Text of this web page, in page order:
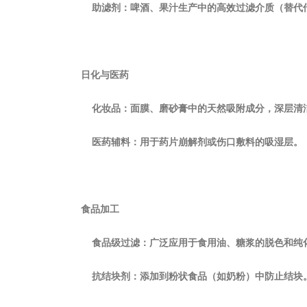
助滤剂‌：啤酒、果汁生产中的高效过滤介质（替代
‌日化与医药‌
化妆品‌：面膜、磨砂膏中的天然吸附成分，深层清
‌医药辅料‌：用于药片崩解剂或伤口敷料的吸湿层。
‌食品加工‌
食品级过滤‌：广泛应用于食用油、糖浆的脱色和纯
‌抗结块剂‌：添加到粉状食品（如奶粉）中防止结块。